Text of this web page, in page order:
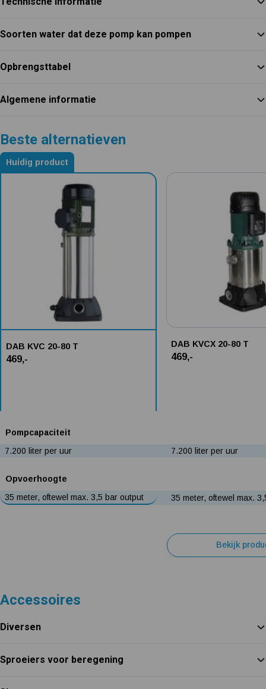
Soorten water dat deze pomp kan pompen
Opbrengsttabel
Algemene informatie
Beste alternatieven
Huidig product
DAB KVC 20-80 T
469,-
DAB KVCX 20-80 T
469,-
Pompcapaciteit
7.200 liter per uur
7.200 liter per uur
Opvoerhoogte
35 meter, oftewel max. 3,5 bar output
35 meter, oftewel max.
Bekijk
Accessoires
Diversen
Sproeiers voor beregening